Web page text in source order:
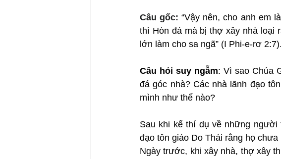
Câu gốc: “Vậy nên, cho anh em
thì Hòn đá mà bị thợ xây nhà loại
lớn làm cho sa ngã” (I Phi-e-rơ 2:7).
Câu hỏi suy ngẫm: Vì sao Chúa
đá góc nhà? Các nhà lãnh đạo
mình như thế nào?
Sau khi kể thí dụ về những
đạo tôn giáo Do Thái rằng họ
Ngày trước, khi xây nhà, thợ xây